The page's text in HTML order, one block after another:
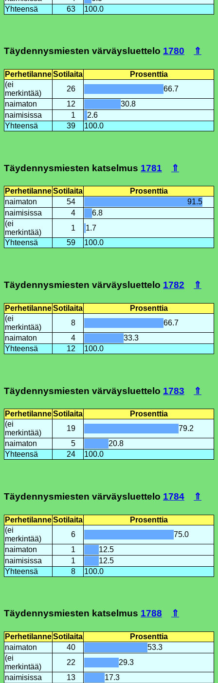
Yhteensä
63 100.0
Täydennysmiesten värväysluettelo 1780 ⇑
PerhetilanneSotilaita
Prosenttia
(ei
merkintää)
26
66.7
naimaton
12
30.8
naimisissa
1
2.6
Yhteensä
39 100.0
Täydennysmiesten katselmus 1781 ⇑
PerhetilanneSotilaita
Prosenttia
naimaton
54
91.5
naimisissa
4
6.8
(ei
merkintää)
1
1.7
Yhteensä
59 100.0
Täydennysmiesten värväysluettelo 1782 ⇑
PerhetilanneSotilaita
Prosenttia
(ei
merkintää)
8
66.7
naimaton
4
33.3
Yhteensä
12 100.0
Täydennysmiesten värväysluettelo 1783 ⇑
PerhetilanneSotilaita
Prosenttia
(ei
merkintää)
19
79.2
naimaton
5
20.8
Yhteensä
24 100.0
Täydennysmiesten värväysluettelo 1784 ⇑
PerhetilanneSotilaita
Prosenttia
(ei
merkintää)
6
75.0
naimaton
1
12.5
naimisissa
1
12.5
Yhteensä
8 100.0
Täydennysmiesten katselmus 1788 ⇑
PerhetilanneSotilaita
Prosenttia
naimaton
40
53.3
(ei
merkintää)
22
29.3
naimisissa
13
17.3